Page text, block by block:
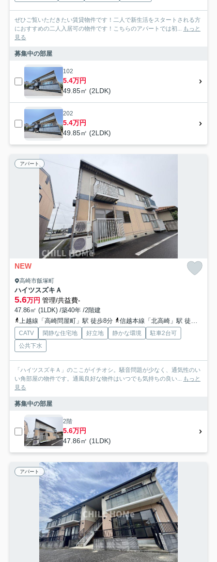
ぜひご覧いただきたい賃貸物件です！二人で新生活をスタートされる方
におすすめの二人入居可の物件です！こちらのアパートでは初... もっと
見る
募集中の部屋
102
5.4万円
49.85㎡ (2LDK)
202
5.4万円
49.85㎡ (2LDK)
アパート
NEW
高崎市飯塚町
ハイツスズキＡ
5.6万円 管理/共益費-
47.86㎡ (1LDK) /築40年 /2階建
上越線「高崎問屋町」駅 徒歩8分
信越本線「北高崎」駅 徒歩23分
CATV 閑静な住宅地 好立地 静かな環境
駐車2台可
公共下水
「ハイツスズキＡ」のここがイチオシ。騒音問題が少なく、通気性のい
い角部屋の物件です。通風良好な物件はいつでも気持ちの良い... もっと
見る
募集中の部屋
2階
5.6万円
47.86㎡ (1LDK)
アパート